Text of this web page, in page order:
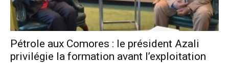
Pétrole aux Comores : le président Azali
privilégie la formation avant l’exploitation